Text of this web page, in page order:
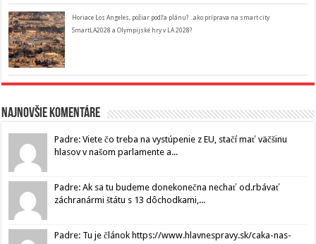
Horiace Los Angeles, požiar podľa plánu? ..ako príprava na smart city
SmartLA2028 a Olympijské hry v LA 2028?
Najnovšie komentáre
Padre: Viete čo treba na vystúpenie z EU, stačí mať väčšinu
hlasov v našom parlamente a...
Padre: Ak sa tu budeme donekonečna nechať od.rbávať
záchranármi štátu s 13 dôchodkami,...
Padre: Tu je článok https://www.hlavnespravy.sk/caka-nas-